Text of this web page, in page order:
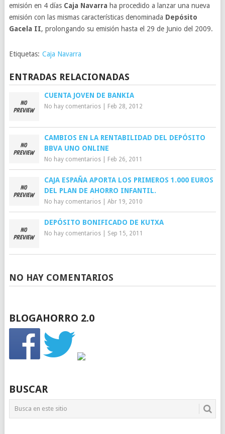
emisión en 4 días Caja Navarra ha procedido a lanzar una nueva
emisión con las mismas características denominada Depósito
Gacela II, prolongando su emisión hasta el 29 de Junio del 2009.
Etiquetas: Caja Navarra
ENTRADAS RELACIONADAS
CUENTA JOVEN DE BANKIA
No hay comentarios| Feb 28, 2012
CAMBIOS EN LA RENTABILIDAD DEL DEPÓSITO
BBVA UNO ONLINE
No hay comentarios| Feb 26, 2011
CAJA ESPAÑA APORTA LOS PRIMEROS 1.000 EUROS
DEL PLAN DE AHORRO INFANTIL.
No hay comentarios| Abr 19, 2010
DEPÓSITO BONIFICADO DE KUTXA
No hay comentarios| Sep 15, 2011
NO HAY COMENTARIOS
BLOGAHORRO 2.0
BUSCAR